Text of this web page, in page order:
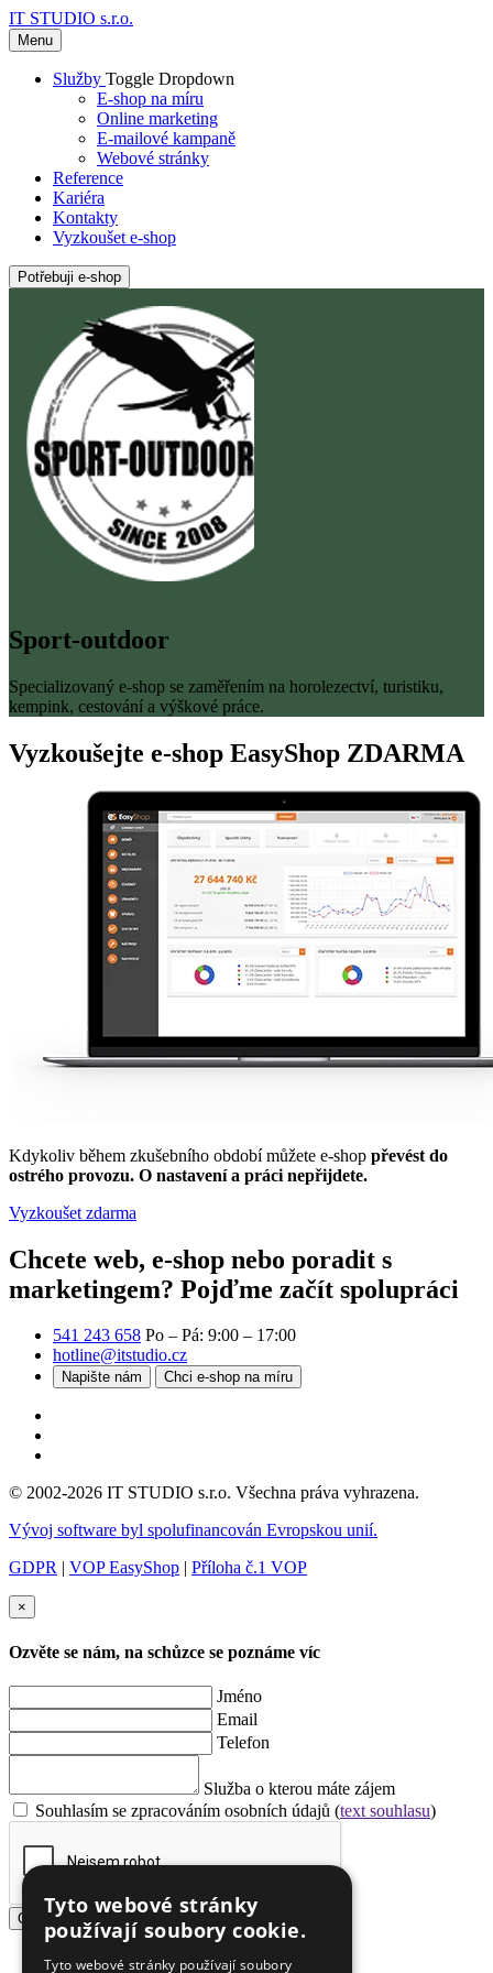
IT STUDIO s.r.o.
Menu
Služby Toggle Dropdown
E-shop na míru
Online marketing
E-mailové kampaně
Webové stránky
Reference
Kariéra
Kontakty
Vyzkoušet e-shop
Potřebuji e-shop
Sport-outdoor
Specializovaný e-shop se zaměřením na horolezectví, turistiku,
kempink, cestování a výškové práce.
Vyzkoušejte e-shop EasyShop ZDARMA
Kdykoliv během zkušebního období můžete e-shop převést do
ostrého provozu. O nastavení a práci nepřijdete.
Vyzkoušet zdarma
Chcete web, e-shop nebo poradit s
marketingem? Pojďme začít spolupráci
541 243 658 Po – Pá: 9:00 – 17:00
hotline@itstudio.cz
Napište nám Chci e-shop na míru
© 2002-2026 IT STUDIO s.r.o. Všechna práva vyhrazena.
Vývoj software byl spolufinancován Evropskou unií.
GDPR | VOP EasyShop | Příloha č.1 VOP
×
Ozvěte se nám, na schůzce se poznáme víc
Jméno
Email
Telefon
Služba o kterou máte zájem
Souhlasím se zpracováním osobních údajů (text souhlasu)
Odeslat
Tyto webové stránky
používají soubory cookie.
Tyto webové stránky používají soubory